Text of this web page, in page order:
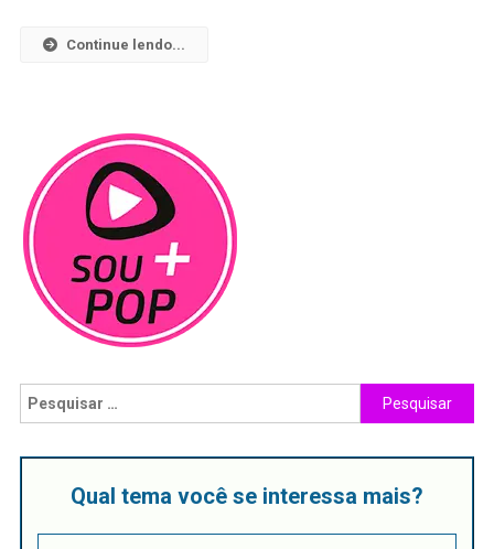
Continue lendo...
Qual tema você se interessa mais?